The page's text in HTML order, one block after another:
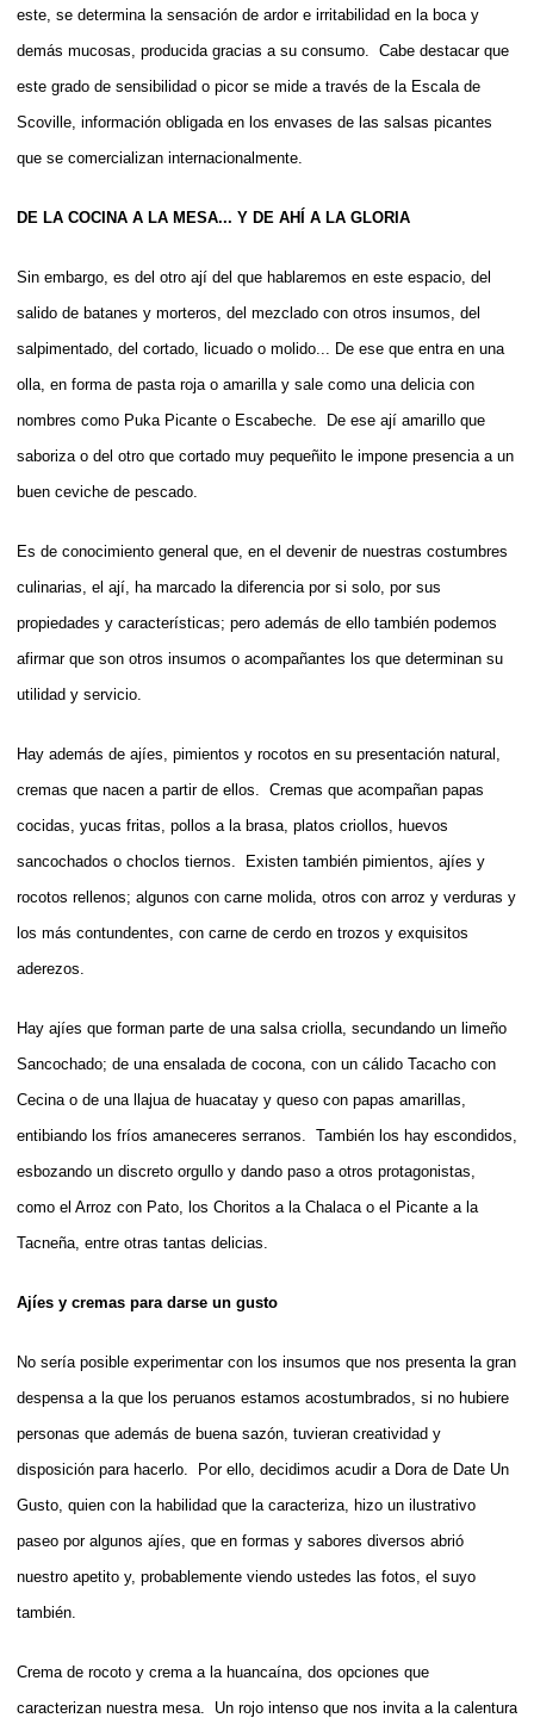
este, se determina la sensación de ardor e irritabilidad en la boca y
demás mucosas, producida gracias a su consumo. Cabe destacar que
este grado de sensibilidad o picor se mide a través de la Escala de
Scoville, información obligada en los envases de las salsas picantes
que se comercializan internacionalmente.
DE LA COCINA A LA MESA... Y DE AHÍ A LA GLORIA
Sin embargo, es del otro ají del que hablaremos en este espacio, del
salido de batanes y morteros, del mezclado con otros insumos, del
salpimentado, del cortado, licuado o molido... De ese que entra en una
olla, en forma de pasta roja o amarilla y sale como una delicia con
nombres como Puka Picante o Escabeche. De ese ají amarillo que
saboriza o del otro que cortado muy pequeñito le impone presencia a un
buen ceviche de pescado.
Es de conocimiento general que, en el devenir de nuestras costumbres
culinarias, el ají, ha marcado la diferencia por si solo, por sus
propiedades y características; pero además de ello también podemos
afirmar que son otros insumos o acompañantes los que determinan su
utilidad y servicio.
Hay además de ajíes, pimientos y rocotos en su presentación natural,
cremas que nacen a partir de ellos. Cremas que acompañan papas
cocidas, yucas fritas, pollos a la brasa, platos criollos, huevos
sancochados o choclos tiernos. Existen también pimientos, ajíes y
rocotos rellenos; algunos con carne molida, otros con arroz y verduras y
los más contundentes, con carne de cerdo en trozos y exquisitos
aderezos.
Hay ajíes que forman parte de una salsa criolla, secundando un limeño
Sancochado; de una ensalada de cocona, con un cálido Tacacho con
Cecina o de una llajua de huacatay y queso con papas amarillas,
entibiando los fríos amaneceres serranos. También los hay escondidos,
esbozando un discreto orgullo y dando paso a otros protagonistas,
como el Arroz con Pato, los Choritos a la Chalaca o el Picante a la
Tacneña, entre otras tantas delicias.
Ajíes y cremas para darse un gusto
No sería posible experimentar con los insumos que nos presenta la gran
despensa a la que los peruanos estamos acostumbrados, si no hubiere
personas que además de buena sazón, tuvieran creatividad y
disposición para hacerlo. Por ello, decidimos acudir a Dora de Date Un
Gusto, quien con la habilidad que la caracteriza, hizo un ilustrativo
paseo por algunos ajíes, que en formas y sabores diversos abrió
nuestro apetito y, probablemente viendo ustedes las fotos, el suyo
también.
Crema de rocoto y crema a la huancaína, dos opciones que
caracterizan nuestra mesa. Un rojo intenso que nos invita a la calentura